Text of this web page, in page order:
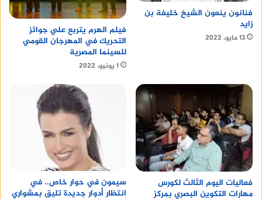
فنانون ينعون الشيخ خليفة بن
زايد
13 مايو، 2022
فيلم الهرم يتربع علي جوائز
التحريك في المهرجان القومي
للسينما المصرية
1 يونيو، 2022
فعاليات اليوم الثالث لكورس
مهارات التكوين البصري بمركز
سيمون في حوار خاص.. في
انتظار أدوار جديدة تليق بمشواري